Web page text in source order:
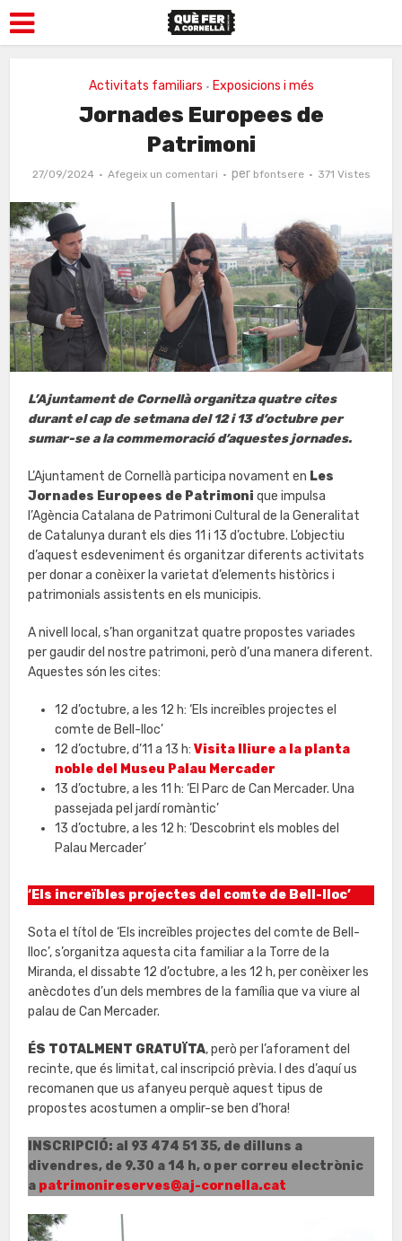
Activitats familiars • Exposicions i més
Jornades Europees de
Patrimoni
27/09/2024 Afegeix un comentari per bfontsere 371 Vistes
L’Ajuntament de Cornellà organitza quatre cites
durant el cap de setmana del 12 i 13 d’octubre per
sumar-se a la commemoració d’aquestes jornades.
L’Ajuntament de Cornellà participa novament en Les
Jornades Europees de Patrimoni que impulsa
l’Agència Catalana de Patrimoni Cultural de la Generalitat
de Catalunya durant els dies 11 i 13 d’octubre. L’objectiu
d’aquest esdeveniment és organitzar diferents activitats
per donar a conèixer la varietat d’elements històrics i
patrimonials assistents en els municipis.
A nivell local, s’han organitzat quatre propostes variades
per gaudir del nostre patrimoni, però d’una manera diferent.
Aquestes són les cites:
12 d’octubre, a les 12 h: ‘Els increïbles projectes el
comte de Bell-lloc’
12 d’octubre, d’11 a 13 h:Visita lliure a la planta
noble del Museu Palau Mercader
13 d’octubre, a les 11 h: ‘El Parc de Can Mercader. Una
passejada pel jardí romàntic’
13 d’octubre, a les 12 h: ‘Descobrint els mobles del
Palau Mercader’
‘Els increïbles projectes del comte de Bell-lloc’
Sota el títol de ‘Els increïbles projectes del comte de Bell-
lloc’, s’organitza aquesta cita familiar a la Torre de la
Miranda, el dissabte 12 d’octubre, a les 12 h, per conèixer les
anècdotes d’un dels membres de la família que va viure al
palau de Can Mercader.
ÉS TOTALMENT GRATUÏTA, però per l’aforament del
recinte, que és limitat, cal inscripció prèvia. I des d’aquí us
recomanen que us afanyeu perquè aquest tipus de
propostes acostumen a omplir-se ben d’hora!
INSCRIPCIÓ: al 93 474 51 35, de dilluns a
divendres, de 9.30 a 14 h, o per correu electrònic
a patrimonireserves@aj-cornella.cat